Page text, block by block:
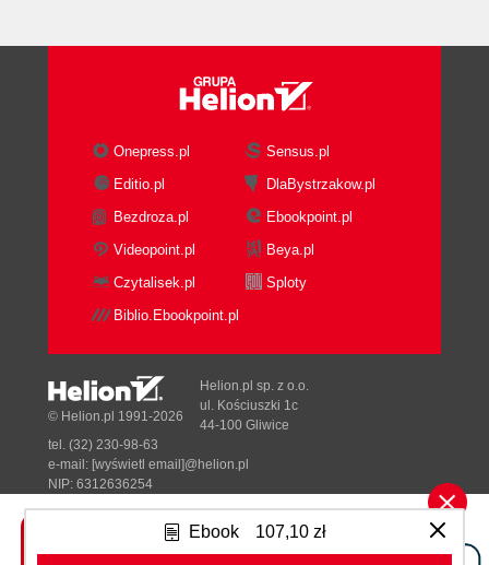
Ebook 107,10 zł
Onepress.pl
Sensus.pl
Editio.pl
DlaBystrzakow.pl
Bezdroza.pl
Ebookpoint.pl
Videopoint.pl
Beya.pl
Czytalisek.pl
Sploty
Biblio.Ebookpoint.pl
Tonik.pl
© Helion.pl 1991-2026
Helion.pl sp. z o.o.
ul. Kościuszki 1c
44-100 Gliwice
tel. (32) 230-98-63
e-mail: [wyświetl email]@helion.pl
NIP: 6312636254